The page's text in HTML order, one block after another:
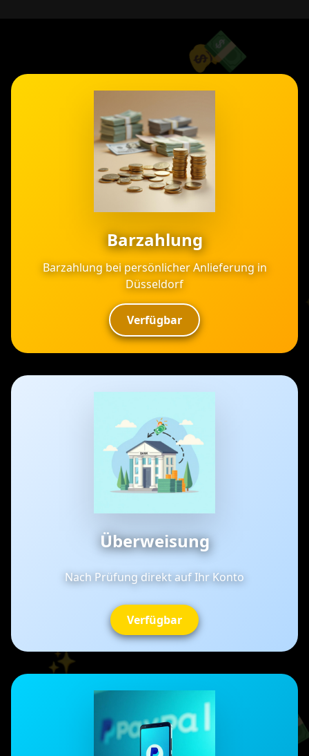
💰
💰
💵
💵
💵 💵
✨
✨
✨
✨
✨
✨
✨
✨
✨
✨ ✨
Zahlungsarten
Barzahlung
Barzahlung bei persönlicher Anlieferung in
Düsseldorf
Verfügbar
Überweisung
Nach Prüfung direkt auf Ihr Konto
Verfügbar